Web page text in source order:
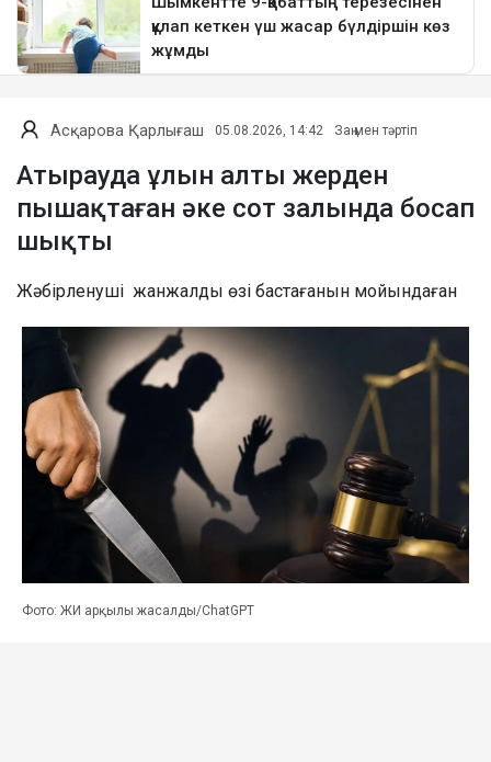
Асқарова Қарлығаш 05.08.2026, 14:42 Заң мен тәртіп
Атырауда ұлын алты жерден
пышақтаған әке сот залында босап
шықты
Жәбірленуші жанжалды өзі бастағанын мойындаған
Фото: ЖИ арқылы жасалды/ChatGPT